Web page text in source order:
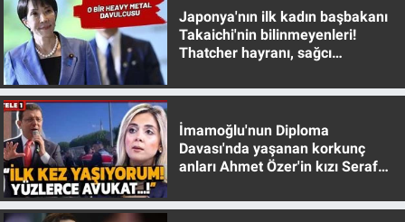
Japonya'nın ilk kadın başbakanı
Takaichi'nin bilinmeyenleri!
Thatcher hayranı, sağcı
İmamoğlu'nun Diploma
Davası'nda yaşanan korkunç
anları Ahmet Özer'in kızı Seraf